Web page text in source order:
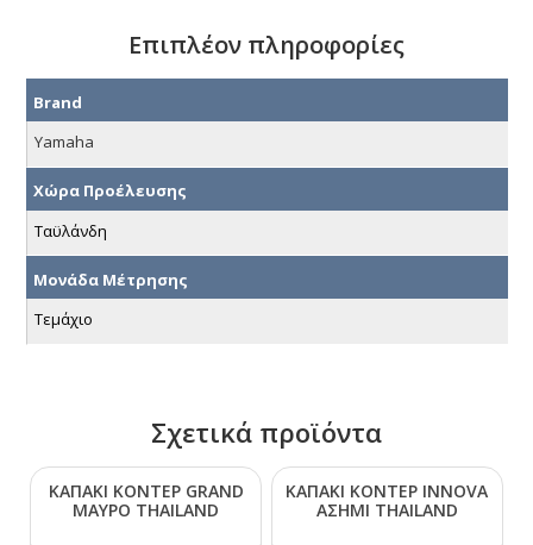
Επιπλέον πληροφορίες
Brand
Yamaha
Χώρα Προέλευσης
Ταϋλάνδη
Μονάδα Μέτρησης
Τεμάχιο
Σχετικά προϊόντα
ΚΑΠΑΚΙ ΚΟΝΤΕΡ GRΑΝD
ΜΑΥΡΟ ΤΗΑΙLΑΝD
ΚΑΠΑΚΙ ΚΟΝΤΕΡ ΙΝΝΟVΑ
ΑΣΗΜΙ ΤΗΑΙLΑΝD